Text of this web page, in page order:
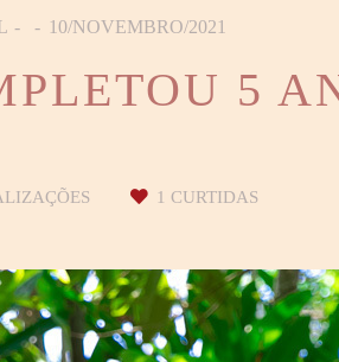
10/NOVEMBRO/2021
5
1 CURTIDAS